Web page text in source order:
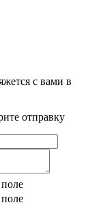
с вами в
отправку